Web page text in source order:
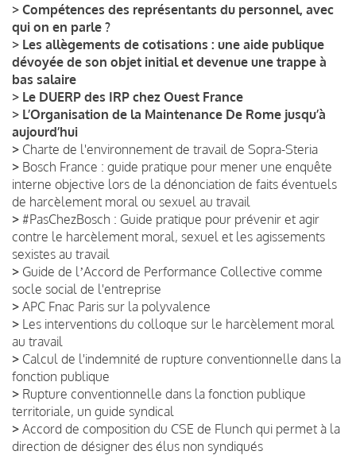
> Compétences des représentants du personnel, avec
qui on en parle ?
> Les allègements de cotisations : une aide publique
dévoyée de son objet initial et devenue une trappe à
bas salaire
> Le DUERP des IRP chez Ouest France
> L’Organisation de la Maintenance De Rome jusqu’à
aujourd’hui
> Charte de l'environnement de travail de Sopra-Steria
> Bosch France : guide pratique pour mener une enquête
interne objective lors de la dénonciation de faits éventuels
de harcèlement moral ou sexuel au travail
> #PasChezBosch : Guide pratique pour prévenir et agir
contre le harcèlement moral, sexuel et les agissements
sexistes au travail
> Guide de lʼAccord de Performance Collective comme
socle social de l'entreprise
> APC Fnac Paris sur la polyvalence
> Les interventions du colloque sur le harcèlement moral
au travail
> Calcul de l'indemnité de rupture conventionnelle dans la
fonction publique
> Rupture conventionnelle dans la fonction publique
territoriale, un guide syndical
> Accord de composition du CSE de Flunch qui permet à la
direction de désigner des élus non syndiqués